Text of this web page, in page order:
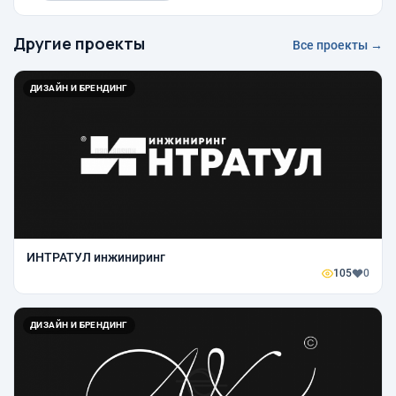
Другие проекты Все проекты →
ДИЗАЙН И БРЕНДИНГ
ИНТРАТУЛ инжиниринг
105 0
ДИЗАЙН И БРЕНДИНГ